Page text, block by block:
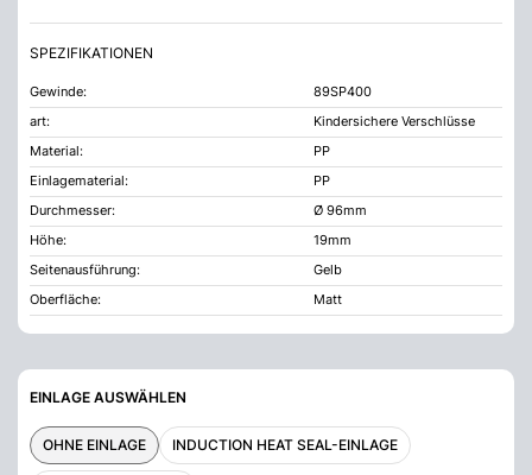
SPEZIFIKATIONEN
Gewinde:
89SP400
art:
Kindersichere Verschlüsse
Material:
PP
Einlagematerial:
PP
Durchmesser:
Ø 96mm
Höhe:
19mm
Seitenausführung:
Gelb
Oberfläche:
Matt
EINLAGE AUSWÄHLEN
OHNE EINLAGE INDUCTION HEAT SEAL-EINLAGE